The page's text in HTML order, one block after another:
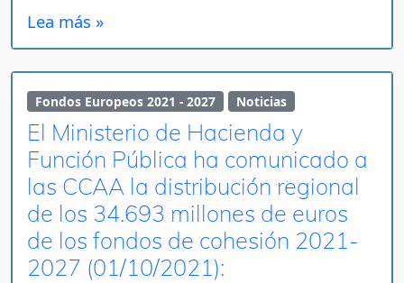
Lea más »
Fondos Europeos 2021 - 2027 Noticias
El Ministerio de Hacienda y
Función Pública ha comunicado a
las CCAA la distribución regional
de los 34.693 millones de euros
de los fondos de cohesión 2021-
2027 (01/10/2021):